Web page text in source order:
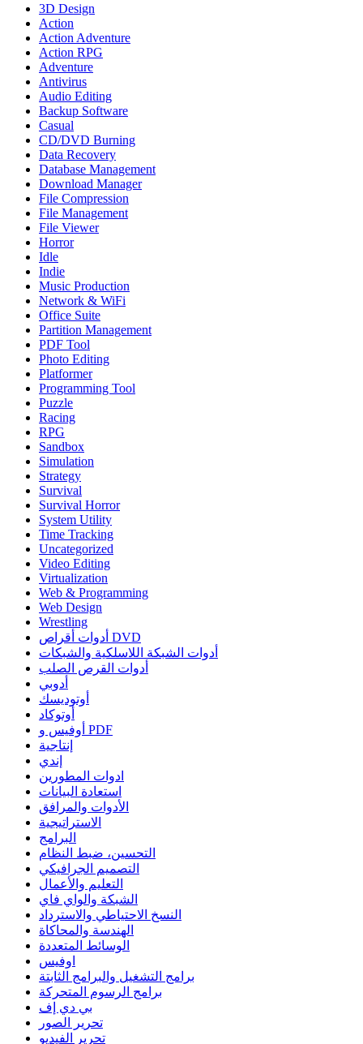
3D Design
Action
Action Adventure
Action RPG
Adventure
Antivirus
Audio Editing
Backup Software
Casual
CD/DVD Burning
Data Recovery
Database Management
Download Manager
File Compression
File Management
File Viewer
Horror
Idle
Indie
Music Production
Network & WiFi
Office Suite
Partition Management
PDF Tool
Photo Editing
Platformer
Programming Tool
Puzzle
Racing
RPG
Sandbox
Simulation
Strategy
Survival
Survival Horror
System Utility
Time Tracking
Uncategorized
Video Editing
Virtualization
Web & Programming
Web Design
Wrestling
أدوات أقراص DVD
أدوات الشبكة اللاسلكية والشبكات
أدوات القرص الصلب
أدوبي
أوتوديسك
أوتوكاد
أوفيس و PDF
إنتاجية
إندي
ادوات المطورين
استعادة البيانات
الأدوات والمرافق
الاستراتيجية
البرامج
التحسين، ضبط النظام
التصميم الجرافيكي
التعليم والأعمال
الشبكة والواي فاي
النسخ الاحتياطي والاسترداد
الهندسة والمحاكاة
الوسائط المتعددة
اوفيس
برامج التشغيل والبرامج الثابتة
برامج الرسوم المتحركة
بي دي إف
تحرير الصور
تحرير الفيديو